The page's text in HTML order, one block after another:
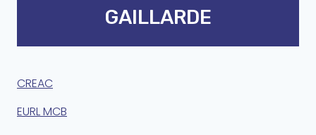
GAILLARDE
CREAC
EURL MCB